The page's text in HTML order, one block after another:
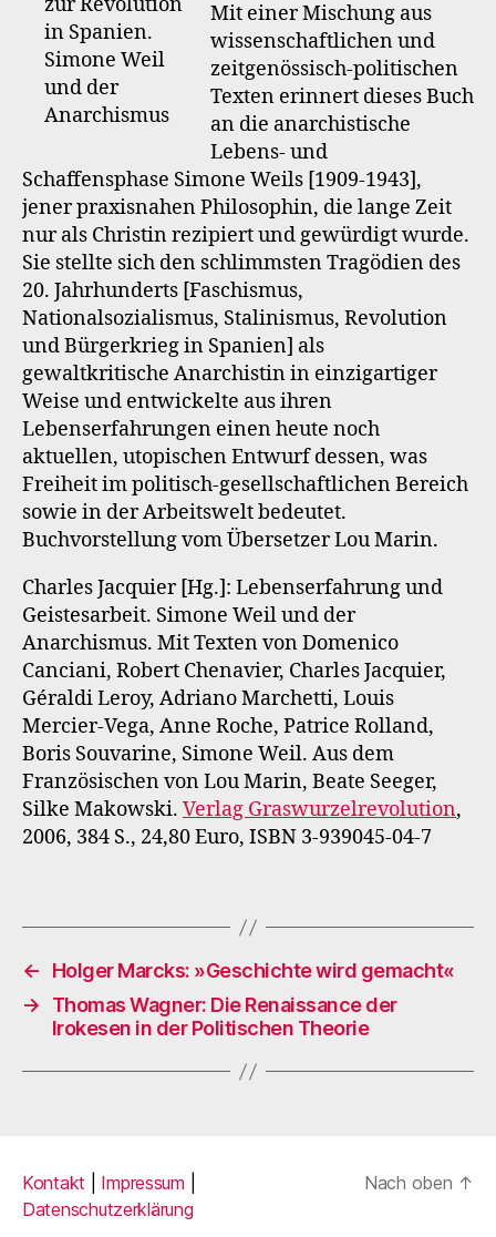
Mit einer Mischung aus
wissenschaftlichen und
zeitgenössisch-politischen
Texten erinnert dieses Buch
an die anarchistische
Lebens- und
Schaffensphase Simone Weils [1909-1943],
jener praxisnahen Philosophin, die lange Zeit
nur als Christin rezipiert und gewürdigt wurde.
Sie stellte sich den schlimmsten Tragödien des
20. Jahrhunderts [Faschismus,
Nationalsozialismus, Stalinismus, Revolution
und Bürgerkrieg in Spanien] als
gewaltkritische Anarchistin in einzigartiger
Weise und entwickelte aus ihren
Lebenserfahrungen einen heute noch
aktuellen, utopischen Entwurf dessen, was
Freiheit im politisch-gesellschaftlichen Bereich
sowie in der Arbeitswelt bedeutet.
Buchvorstellung vom Übersetzer Lou Marin.
Charles Jacquier [Hg.]: Lebenserfahrung und
Geistesarbeit. Simone Weil und der
Anarchismus. Mit Texten von Domenico
Canciani, Robert Chenavier, Charles Jacquier,
Géraldi Leroy, Adriano Marchetti, Louis
Mercier-Vega, Anne Roche, Patrice Rolland,
Boris Souvarine, Simone Weil. Aus dem
Französischen von Lou Marin, Beate Seeger,
Silke Makowski. Verlag Graswurzelrevolution,
2006, 384 S., 24,80 Euro, ISBN 3-939045-04-7
←
Holger Marcks: »Geschichte wird gemacht«
→
Thomas Wagner: Die Renaissance der
Irokesen in der Politischen Theorie
Kontakt Impressum
Datenschutzerklärung
Nach oben ↑